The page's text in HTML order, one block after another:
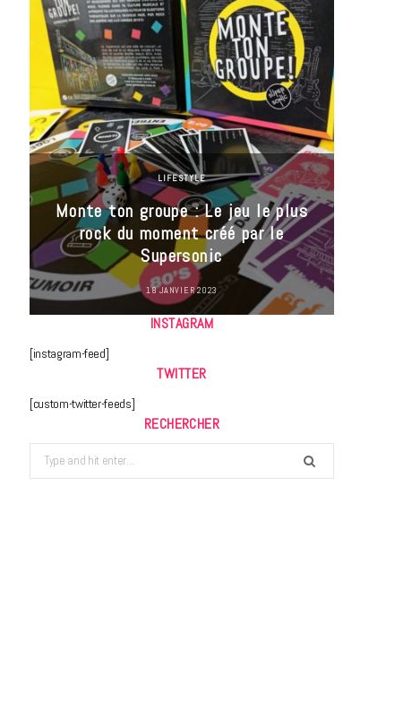
LIFESTYLE
Monte ton groupe : Le jeu le plus
rock du moment créé par le
Supersonic
18 JANVIER 2023
INSTAGRAM
[instagram-feed]
TWITTER
[custom-twitter-feeds]
RECHERCHER
Search
for: